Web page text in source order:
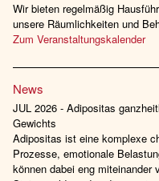
Wir bieten regelmäßig
unsere Räumlichkeiten und
Zum Veranstaltungskalender
News
JUL 2026 - Adipositas
Gewichts
Adipositas ist eine komplexe
Prozesse, emotionale
können dabei eng miteinander